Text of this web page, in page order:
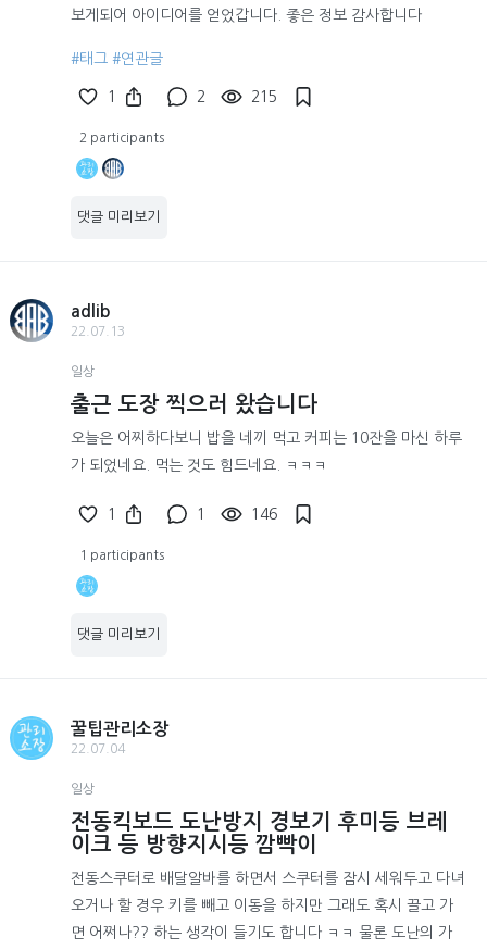
보게되어 아이디어를 얻었갑니다. 좋은 정보 감사합니다
#태그 #연관글
1 2 215
2 participants
댓글 미리보기
adlib
22.07.13
일상
출근 도장 찍으러 왔습니다
오늘은 어찌하다보니 밥을 네끼 먹고 커피는 10잔을 마신 하루
가 되었네요. 먹는 것도 힘드네요. ㅋㅋㅋ
1 1 146
1 participants
댓글 미리보기
꿀팁관리소장
22.07.04
일상
전동킥보드 도난방지 경보기 후미등 브레
이크 등 방향지시등 깜빡이
전동스쿠터로 배달알바를 하면서 스쿠터를 잠시 세워두고 다녀
오거나 할 경우 키를 빼고 이동을 하지만 그래도 혹시 끌고 가
면 어쩌나?? 하는 생각이 들기도 합니다 ㅋㅋ 물론 도난의 가